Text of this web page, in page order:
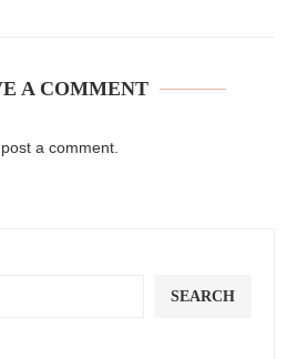
A COMMENT
a comment.
SEARCH